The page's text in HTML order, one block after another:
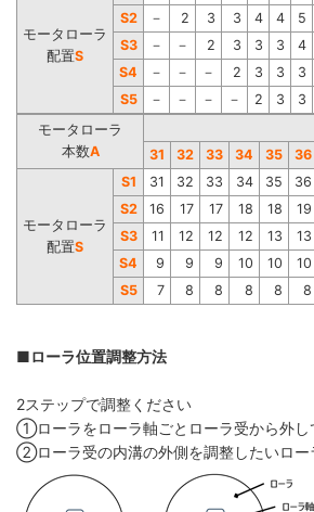
モータローラ
配置S
S2
－ 2 3 3 4 4 5
S3
－ － 2 3 3 3 4
S4
－ － － 2 3 3 3
S5
－ － － － 2 3 3
モータローラ
本数A
31
32 33 34 35 36
モータローラ
配置S
S1 31 32 33 34 35 36
S2
16 17 17 18 18 19
S3
11 12 12 12 13 13
S4
9 9 9 10 10 10
S5
7 8 8 8 8 8
■ローラ位置調整方法
2ステップで調整ください
①ローラをローラ軸ごとローラ受から外し
②ローラ受の内溝の外側を調整したいロ